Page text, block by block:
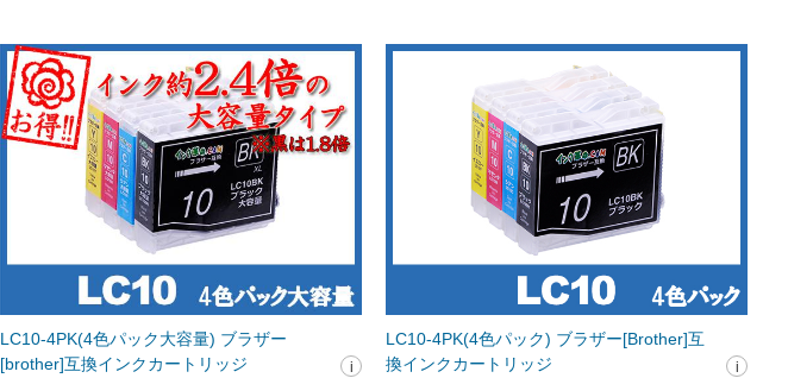
LC10-4PK(4色パック大容量) ブラザー
[brother]互換インクカートリッジ
LC10-4PK(4色パック) ブラザー[Brother]互
換インクカートリッジ